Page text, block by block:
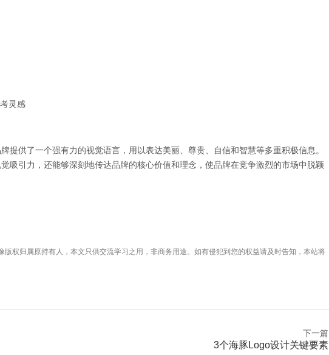
灵感
提供了一个强有力的视觉语言，用以表达美丽、尊贵、自信和智慧等多重积极信息。
吸引力，还能够深刻地传达品牌的核心价值和理念，使品牌在竞争激烈的市场中脱颖
权归属原持有人，本文只供交流学习之用，非商务用途。如有侵犯到您的权益请及时告知，本站将
下一篇
3个海豚Logo设计关键要素